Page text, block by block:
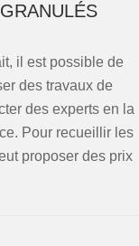
il est possible de
des travaux de
des experts en la
Pour recueillir les
proposer des prix